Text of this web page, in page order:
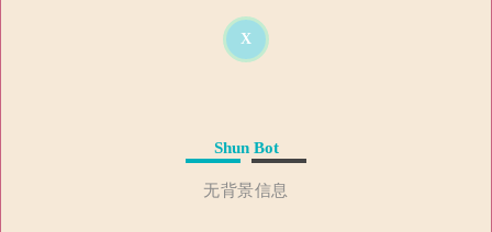
X
Shun Bot
无背景信息